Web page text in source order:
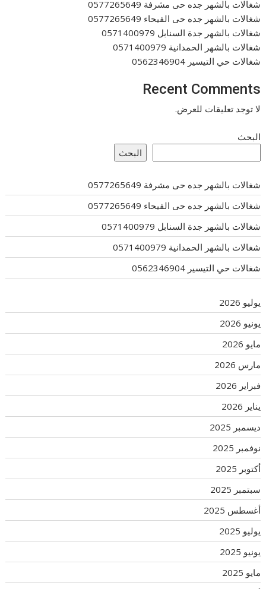
شغالات بالشهر جده حى مشرفة 0577265649
شغالات بالشهر جده حى الفيحاء 0577265649
شغالات بالشهر جدة السنابل 0571400979
شغالات بالشهر الحمدانية 0571400979
شغالات حي التيسير 0562346904
Recent Comments
لا توجد تعليقات للعرض.
البحث
البحث
شغالات بالشهر جده حى مشرفة 0577265649
شغالات بالشهر جده حى الفيحاء 0577265649
شغالات بالشهر جدة السنابل 0571400979
شغالات بالشهر الحمدانية 0571400979
شغالات حي التيسير 0562346904
يوليو 2026
يونيو 2026
مايو 2026
مارس 2026
فبراير 2026
يناير 2026
ديسمبر 2025
نوفمبر 2025
أكتوبر 2025
سبتمبر 2025
أغسطس 2025
يوليو 2025
يونيو 2025
مايو 2025